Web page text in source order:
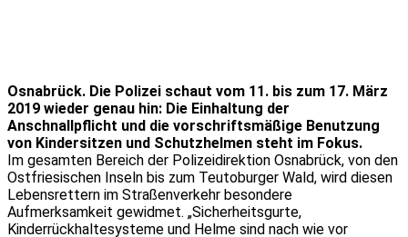
Osnabrück. Die Polizei schaut vom 11. bis zum 17. März
2019 wieder genau hin: Die Einhaltung der
Anschnallpflicht und die vorschriftsmäßige Benutzung
von Kindersitzen und Schutzhelmen steht im Fokus.
Im gesamten Bereich der Polizeidirektion Osnabrück, von den
Ostfriesischen Inseln bis zum Teutoburger Wald, wird diesen
Lebensrettern im Straßenverkehr besondere
Aufmerksamkeit gewidmet. „Sicherheitsgurte,
Kinderrückhaltesysteme und Helme sind nach wie vor